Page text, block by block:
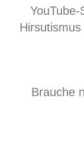
Hirsutismus
Brauche